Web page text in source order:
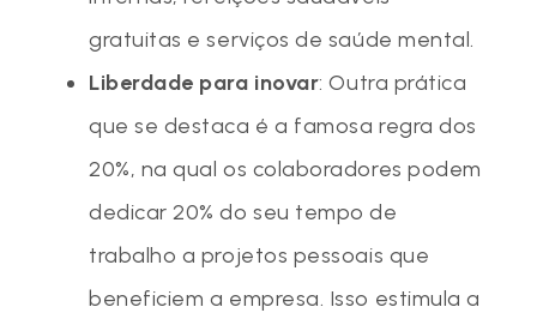
gratuitas e serviços de saúde mental.
Liberdade para inovar: Outra prática
que se destaca é a famosa regra dos
20%, na qual os colaboradores podem
dedicar 20% do seu tempo de
trabalho a projetos pessoais que
beneficiem a empresa. Isso estimula a